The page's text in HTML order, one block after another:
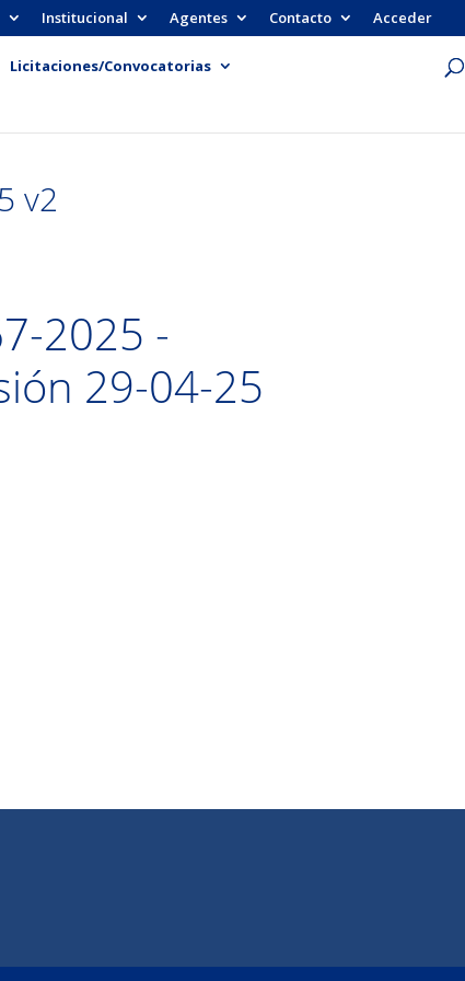
Institucional Agentes Contacto Acceder
Licitaciones/Convocatorias
v2
2025 -
29-04-25